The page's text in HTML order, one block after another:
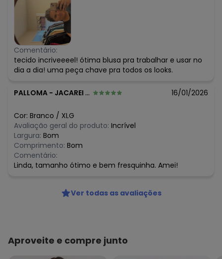
Comentário:
tecido incriveeeel! ótima blusa pra trabalhar e usar no
dia a dia! uma peça chave pra todos os looks.
PALLOMA - JACAREI - SP 16/01/2026
Cor: Branco / XLG
Avaliação geral do produto: Incrível
Largura: Bom
Comprimento: Bom
Comentário:
Linda, tamanho ótimo e bem fresquinha. Amei!
Ver todas as avaliações
Aproveite e compre junto